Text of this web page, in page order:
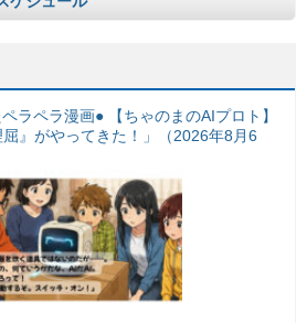
ラペラ漫画● 【ちゃのまのAIプロト】
』がやってきた！」（2026年8月6